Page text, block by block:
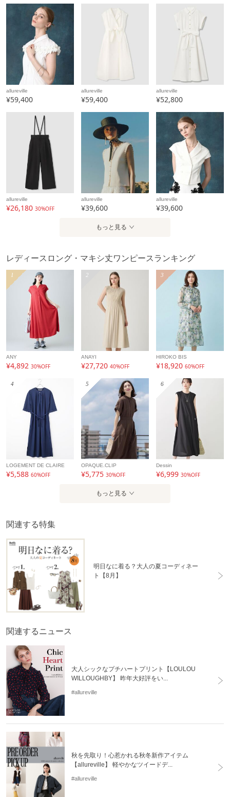
allureville
¥59,400
allureville
¥59,400
allureville
¥52,800
allureville
¥26,180 30%OFF
allureville
¥39,600
allureville
¥39,600
もっと見る
レディースロング・マキシ丈ワンピースランキング
1
ANY
¥4,892 30%OFF
2
ANAYI
¥27,72040%OFF
3
HIROKO BIS
¥18,92060%OFF
4
LOGEMENT DE CLAIRE
¥5,588 60%OFF
5
OPAQUE.CLIP
¥5,77530%OFF
6
Dessin
¥6,99930%OFF
もっと見る
関連する特集
明日なに着る？大人の夏コーディネー
ト【8月】
関連するニュース
大人シックなプチハートプリント【LOULOU
WILLOUGHBY】 昨年大好評をい...
#allureville
秋を先取り！心惹かれる秋冬新作アイテム
【allureville】 軽やかなツイードデ...
#allureville